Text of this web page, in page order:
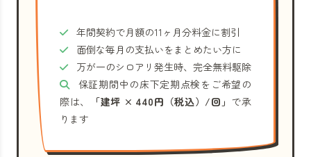
年間契約で月額の11ヶ月分料金に割引
面倒な毎月の支払いをまとめたい方に
万が一のシロアリ発生時、完全無料駆除
保証期間中の床下定期点検をご希望の
際は、
「建坪 × 440円（税込）/回」 で承
ります